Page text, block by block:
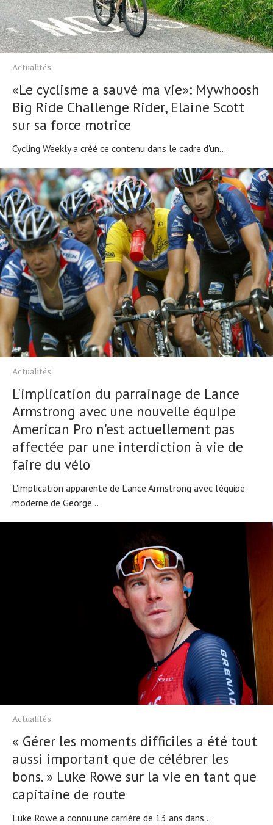
Actualités
«Le cyclisme a sauvé ma vie»: Mywhoosh
Big Ride Challenge Rider, Elaine Scott
sur sa force motrice
Cycling Weekly a créé ce contenu dans le cadre d'un...
Actualités
L'implication du parrainage de Lance
Armstrong avec une nouvelle équipe
American Pro n'est actuellement pas
affectée par une interdiction à vie de
faire du vélo
L'implication apparente de Lance Armstrong avec l'équipe
moderne de George...
Actualités
« Gérer les moments difficiles a été tout
aussi important que de célébrer les
bons. » Luke Rowe sur la vie en tant que
capitaine de route
Luke Rowe a connu une carrière de 13 ans dans...
Actualités
Technologies
Tests de produits